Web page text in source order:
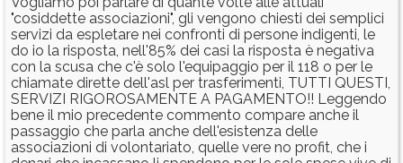
"cosiddette associazioni", gli vengono chiesti dei semplici
servizi da espletare nei confronti di persone indigenti, le
do io la risposta, nell'85% dei casi la risposta è negativa
con la scusa che c'è solo l'equipaggio per il 118 o per le
chiamate dirette dell'asl per trasferimenti, TUTTI QUESTI,
SERVIZI RIGOROSAMENTE A PAGAMENTO!! Leggendo
bene il mio precedente commento compare anche il
passaggio che parla anche dell'esistenza delle
associazioni di volontariato, quelle vere no profit, che i